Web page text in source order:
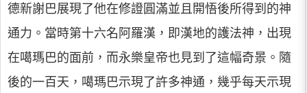
德新謝巴展現了他在修證圓滿並且開悟後所得到的神
通力。當時第十六名阿羅漢，即漢地的護法神，出現
在噶瑪巴的面前，而永樂皇帝也見到了這幅奇景。隨
後的一百天，噶瑪巴示現了許多神通，幾乎每天示現